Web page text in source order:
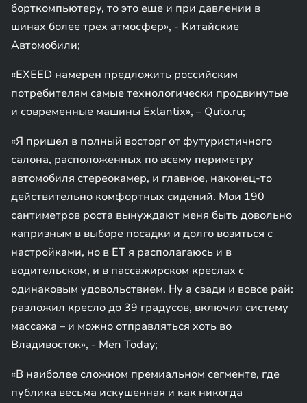
борткомпьютеру, то это еще и при давлении в
шинах более трех атмосфер», - Китайские
Автомобили;
«EXEED намерен предложить российским
потребителям самые технологически продвинутые
и современные машины Exlantix», – Quto.ru;
«Я пришел в полный восторг от футуристичного
салона, расположенных по всему периметру
автомобиля стереокамер, и главное, наконец-то
действительно комфортных сидений. Мои 190
сантиметров роста вынуждают меня быть довольно
капризным в выборе посадки и долго возиться с
настройками, но в ET я располагаюсь и в
водительском, и в пассажирском креслах с
одинаковым удовольствием. Ну а сзади и вовсе рай:
разложил кресло до 39 градусов, включил систему
массажа – и можно отправляться хоть во
Владивосток», - Men Today;
«В наиболее сложном премиальном сегменте, где
публика весьма искушенная и как никогда